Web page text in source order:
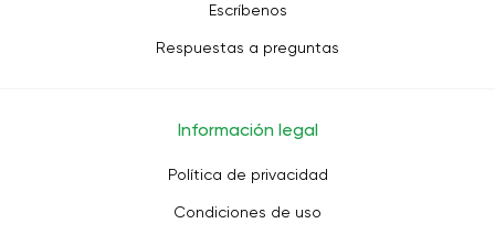
Escríbenos
Respuestas a preguntas
Información legal
Política de privacidad
Condiciones de uso